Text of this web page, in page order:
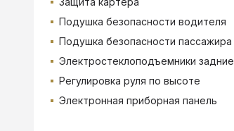
Подушка безопасности водителя
Подушка безопасности пассажира
Электростеклоподъемники задние
Регулировка руля по высоте
Электронная приборная панель